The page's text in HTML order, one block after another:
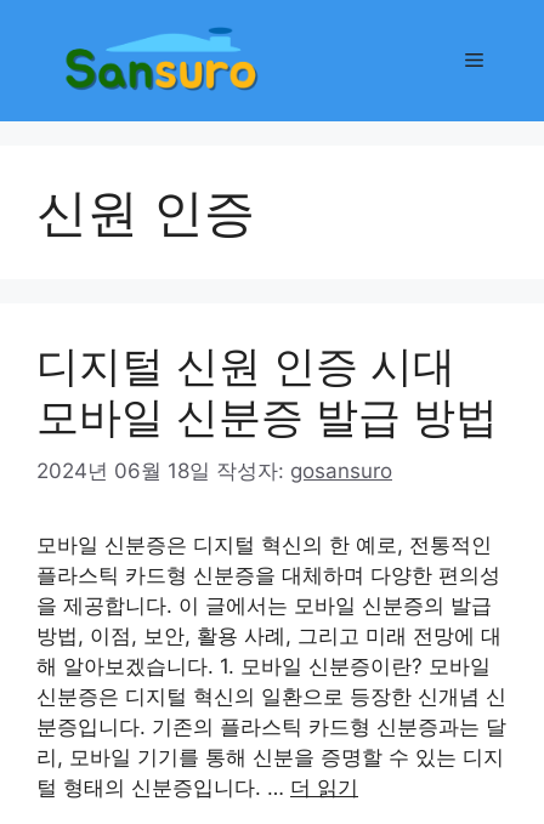
메
신원 인증
디지털 신원 인증 시대
모바일 신분증 발급 방법
2024년 06월 18일 작성자: gosansuro
모바일 신분증은 디지털 혁신의 한 예로, 전통적인
플라스틱 카드형 신분증을 대체하며 다양한 편의성
을 제공합니다. 이 글에서는 모바일 신분증의 발급
방법, 이점, 보안, 활용 사례, 그리고 미래 전망에 대
해 알아보겠습니다. 1. 모바일 신분증이란? 모바일
신분증은 디지털 혁신의 일환으로 등장한 신개념 신
분증입니다. 기존의 플라스틱 카드형 신분증과는 달
리, 모바일 기기를 통해 신분을 증명할 수 있는 디지
털 형태의 신분증입니다. … 더 읽기